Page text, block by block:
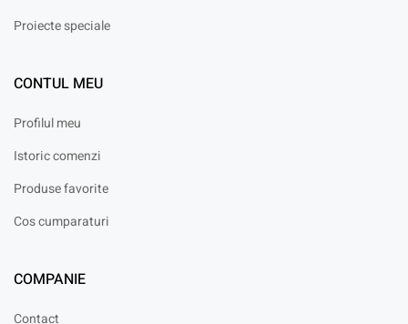
Proiecte speciale
CONTUL MEU
Profilul meu
Istoric comenzi
Produse favorite
Cos cumparaturi
COMPANIE
Contact